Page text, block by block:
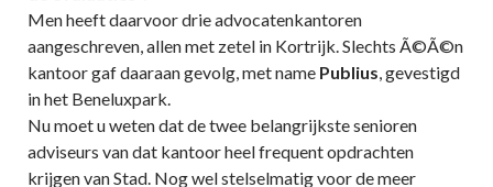
Men heeft daarvoor drie advocatenkantoren
aangeschreven, allen met zetel in Kortrijk. Slechts Ã©Ã©n
kantoor gaf daaraan gevolg, met name Publius, gevestigd
in het Beneluxpark.
Nu moet u weten dat de twee belangrijkste senioren
adviseurs van dat kantoor heel frequent opdrachten
krijgen van Stad. Nog wel stelselmatig voor de meer